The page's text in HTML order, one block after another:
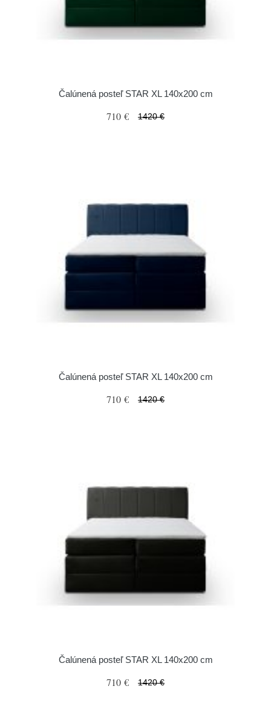
Čalúnená posteľ STAR XL 140x200 cm
710 € 1420 €
Čalúnená posteľ STAR XL 140x200 cm
710 € 1420 €
Čalúnená posteľ STAR XL 140x200 cm
710 € 1420 €